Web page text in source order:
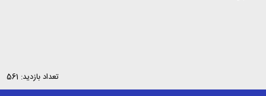
تعداد بازدید: 561